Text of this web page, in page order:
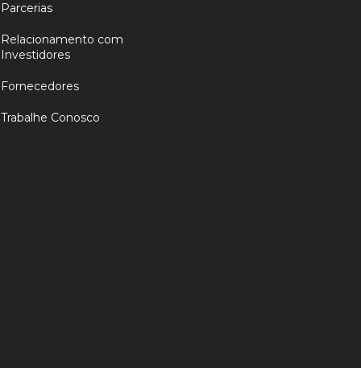
Parcerias
Relacionamento com
Investidores
Fornecedores
Trabalhe Conosco